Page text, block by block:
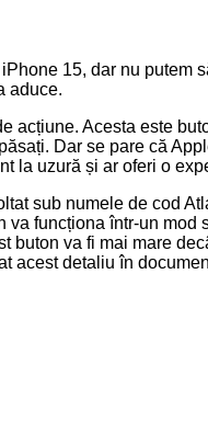
15, dar nu putem
aduce.
Acesta este
Dar se pare că
la uzură și ar oferi o
sub numele de cod
funcționa într-un
va fi mai mare
acest detaliu în